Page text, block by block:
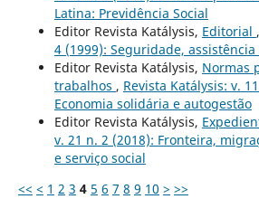
Latina: Previdência Social
Editor Revista Katálysis, Editorial ,
4 (1999): Seguridade,
Editor Revista Katálysis, Normas
trabalhos , Revista Katálysis: v.
Economia solidária e autogestão
Editor Revista Katálysis,
v. 21 n. 2 (2018): Fronteira,
e serviço social
<< < 1 2 3 4 5 6 7 8 9 10 > >>